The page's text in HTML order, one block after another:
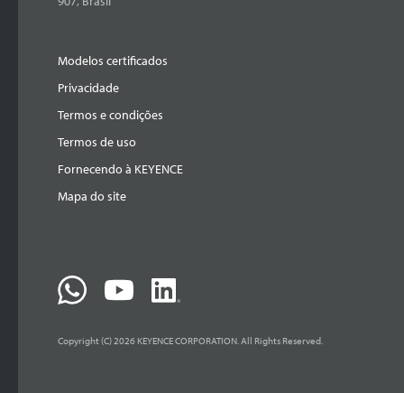
Modelos certificados
Privacidade
Termos e condições
Termos de uso
Fornecendo à KEYENCE
Mapa do site
Copyright (C) 2026 KEYENCE CORPORATION. All Rights Reserved.